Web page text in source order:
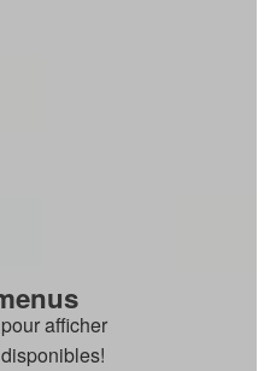
afficher